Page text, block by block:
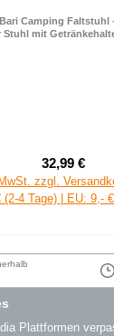
Camping Faltstuhl
mit
32,99 €
zzgl.
(2-4 Tage) | EU: 9,-
Plattformen